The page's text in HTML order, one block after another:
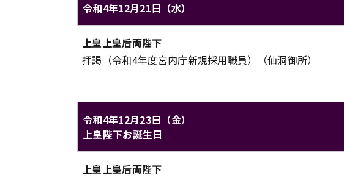
令和4年12月21日（水）
対象 内容
上皇上皇后両陛下
拝謁（令和4年度宮内庁新規採用職員）（仙洞御所）
令和4年12月23日（金）
上皇陛下お誕生日
対象 内容
上皇上皇后両陛下